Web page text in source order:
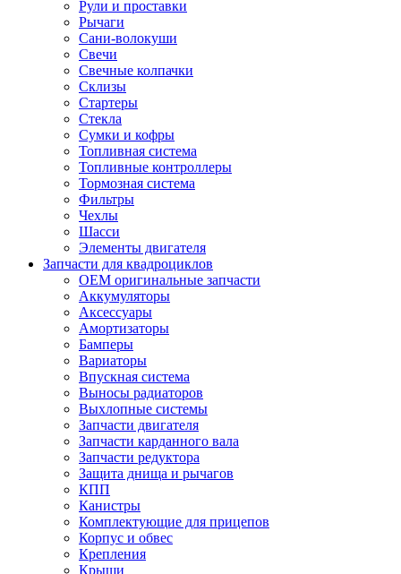
Рули и проставки
Рычаги
Сани-волокуши
Свечи
Свечные колпачки
Склизы
Стартеры
Стекла
Сумки и кофры
Топливная система
Топливные контроллеры
Тормозная система
Фильтры
Чехлы
Шасси
Элементы двигателя
Запчасти для квадроциклов
OEM оригинальные запчасти
Аккумуляторы
Аксессуары
Амортизаторы
Бамперы
Вариаторы
Впускная система
Выносы радиаторов
Выхлопные системы
Запчасти двигателя
Запчасти карданного вала
Запчасти редуктора
Защита днища и рычагов
КПП
Канистры
Комплектующие для прицепов
Корпус и обвес
Крепления
Крыши